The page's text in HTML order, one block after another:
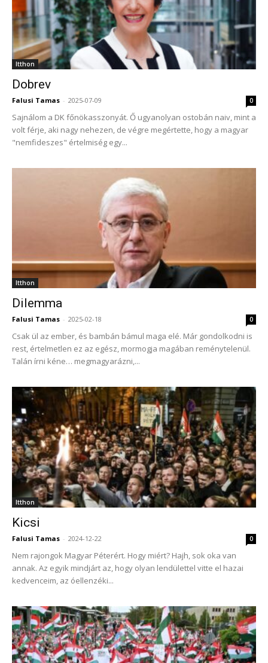
Itthon
Dobrev
Falusi Tamas - 2025-07-09 0
Sajnálom a DK főnökasszonyát. Ő ugyanolyan ostobán naiv, mint a
volt férje, aki nagy nehezen, de végre megértette, hogy a magyar
"nemfideszes" értelmiség egy...
Itthon
Dilemma
Falusi Tamas - 2025-02-18 0
Csak ül az ember, és bambán bámul maga elé. Már gondolkodni is
rest, értelmetlen ez az egész, mormogja magában reménytelenül.
Talán írni kéne… megmagyarázni,...
Itthon
Kicsi
Falusi Tamas - 2024-12-22 0
Nem rajongok Magyar Péterért. Hogy miért? Hajh, sok oka van
annak. Az egyik mindjárt az, hogy olyan lendülettel vitte el hazai
kedvenceim, az óellenzéki...